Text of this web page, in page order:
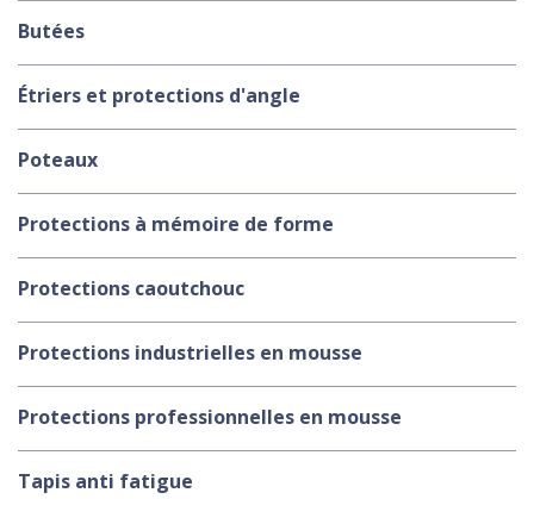
Butées
Étriers et protections d'angle
Poteaux
Protections à mémoire de forme
Protections caoutchouc
Protections industrielles en mousse
Protections professionnelles en mousse
Tapis anti fatigue